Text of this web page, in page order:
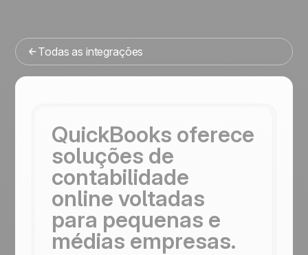
Todas as integrações
QuickBooks oferece
soluções de
contabilidade
online voltadas
para pequenas e
médias empresas.